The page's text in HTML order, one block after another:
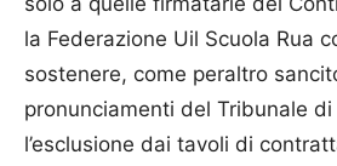
la Federazione Uil Scuola Rua
sostenere, come peraltro
pronunciamenti del Tribunale di
l’esclusione dai tavoli di